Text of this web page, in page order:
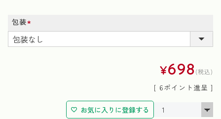
包装
(必
須)
¥698 税込
[ 6ポイント進呈 ]
お気に入りに登録する